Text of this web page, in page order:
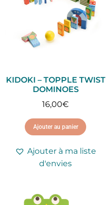
KIDOKI – TOPPLE TWIST
DOMINOES
16,00€
Ajouter au panier
Ajouter à ma liste
d'envies